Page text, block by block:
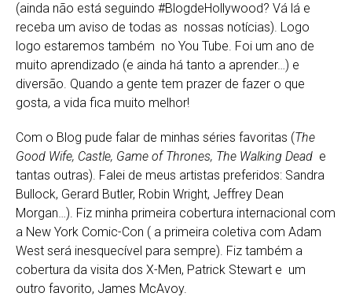
(ainda não está seguindo #BlogdeHollywood? Vá lá e
receba um aviso de todas as nossas notícias). Logo
logo estaremos também no You Tube. Foi um ano de
muito aprendizado (e ainda há tanto a aprender…) e
diversão. Quando a gente tem prazer de fazer o que
gosta, a vida fica muito melhor!
Com o Blog pude falar de minhas séries favoritas (The
Good Wife, Castle, Game of Thrones, The Walking Dead e
tantas outras). Falei de meus artistas preferidos: Sandra
Bullock, Gerard Butler, Robin Wright, Jeffrey Dean
Morgan…). Fiz minha primeira cobertura internacional com
a New York Comic-Con ( a primeira coletiva com Adam
West será inesquecível para sempre). Fiz também a
cobertura da visita dos X-Men, Patrick Stewart e um
outro favorito, James McAvoy.